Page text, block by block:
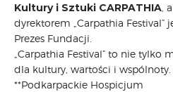
Kultury i Sztuki CARPATHIA ,
dyrektorem „Carpathia Festival”
Prezes Fundacji.
„Carpathia Festival” to nie tylko
dla kultury, wartości i wspólnoty.
**Podkarpackie Hospicjum